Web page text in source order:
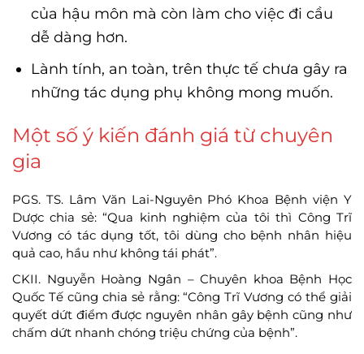
của hậu môn mà còn làm cho việc đi cầu
dễ dàng hơn.
Lành tính, an toàn, trên thực tế chưa gây ra
những tác dụng phụ không mong muốn.
Một số ý kiến đánh giá từ chuyên
gia
PGS. TS. Lâm Văn Lai-Nguyên Phó Khoa Bệnh viện Y
Dược chia sẻ: “Qua kinh nghiệm của tôi thì Công Trĩ
Vương có tác dụng tốt, tôi dùng cho bệnh nhân hiệu
quả cao, hầu như không tái phát”.
CKII. Nguyễn Hoàng Ngân – Chuyên khoa Bệnh Học
Quốc Tế cũng chia sẻ rằng: “Công Trĩ Vương có thể giải
quyết dứt điểm được nguyên nhân gây bệnh cũng như
chấm dứt nhanh chóng triệu chứng của bệnh”.